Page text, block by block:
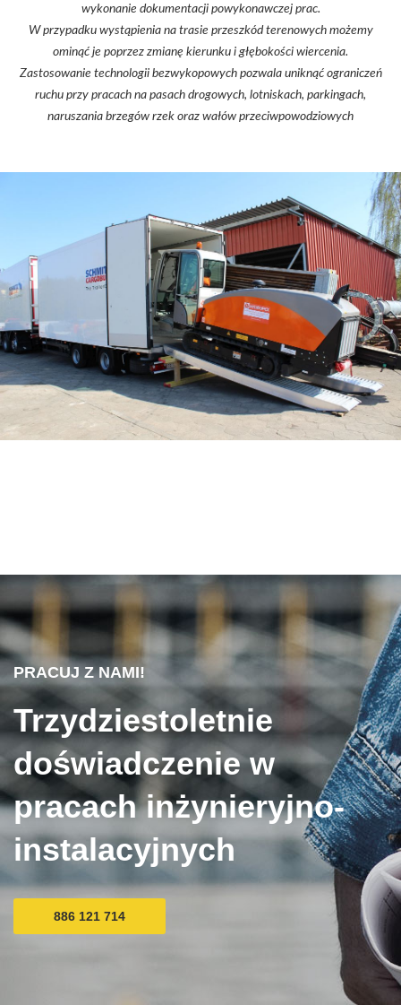
wykonanie dokumentacji powykonawczej prac.
W przypadku wystąpienia na trasie przeszkód terenowych możemy
ominąć je poprzez zmianę kierunku i głębokości wiercenia.
Zastosowanie technologii bezwykopowych pozwala uniknąć ograniczeń
ruchu przy pracach na pasach drogowych, lotniskach, parkingach,
naruszania brzegów rzek oraz wałów przeciwpowodziowych
PRACUJ Z NAMI!
Trzydziestoletnie
doświadczenie w
pracach inżynieryjno-
instalacyjnych
886 121 714